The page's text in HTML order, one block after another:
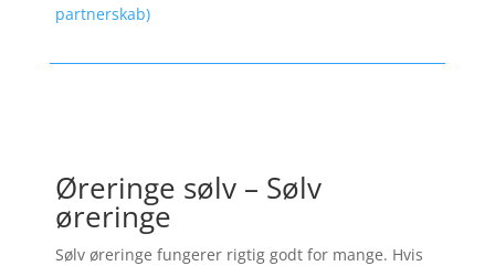
partnerskab)
Øreringe sølv – Sølv
øreringe
Sølv øreringe fungerer rigtig godt for mange. Hvis